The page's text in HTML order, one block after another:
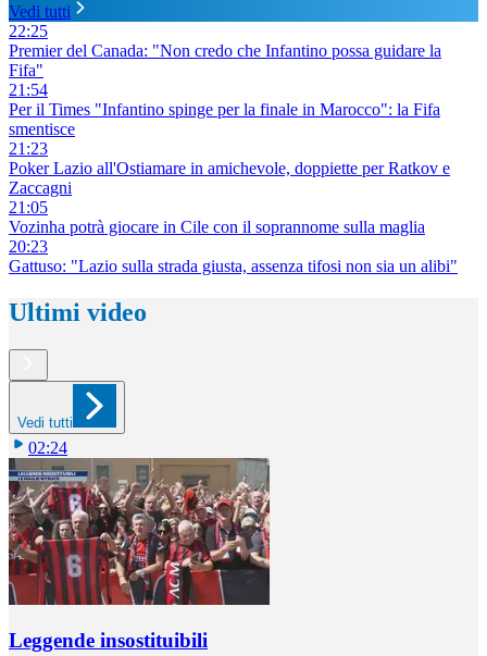
Vedi tutti
22:25
Premier del Canada: "Non credo che Infantino possa guidare la
Fifa"
21:54
Per il Times "Infantino spinge per la finale in Marocco": la Fifa
smentisce
21:23
Poker Lazio all'Ostiamare in amichevole, doppiette per Ratkov e
Zaccagni
21:05
Vozinha potrà giocare in Cile con il soprannome sulla maglia
20:23
Gattuso: "Lazio sulla strada giusta, assenza tifosi non sia un alibi"
Ultimi video
Vedi tutti
02:24
Leggende insostituibili